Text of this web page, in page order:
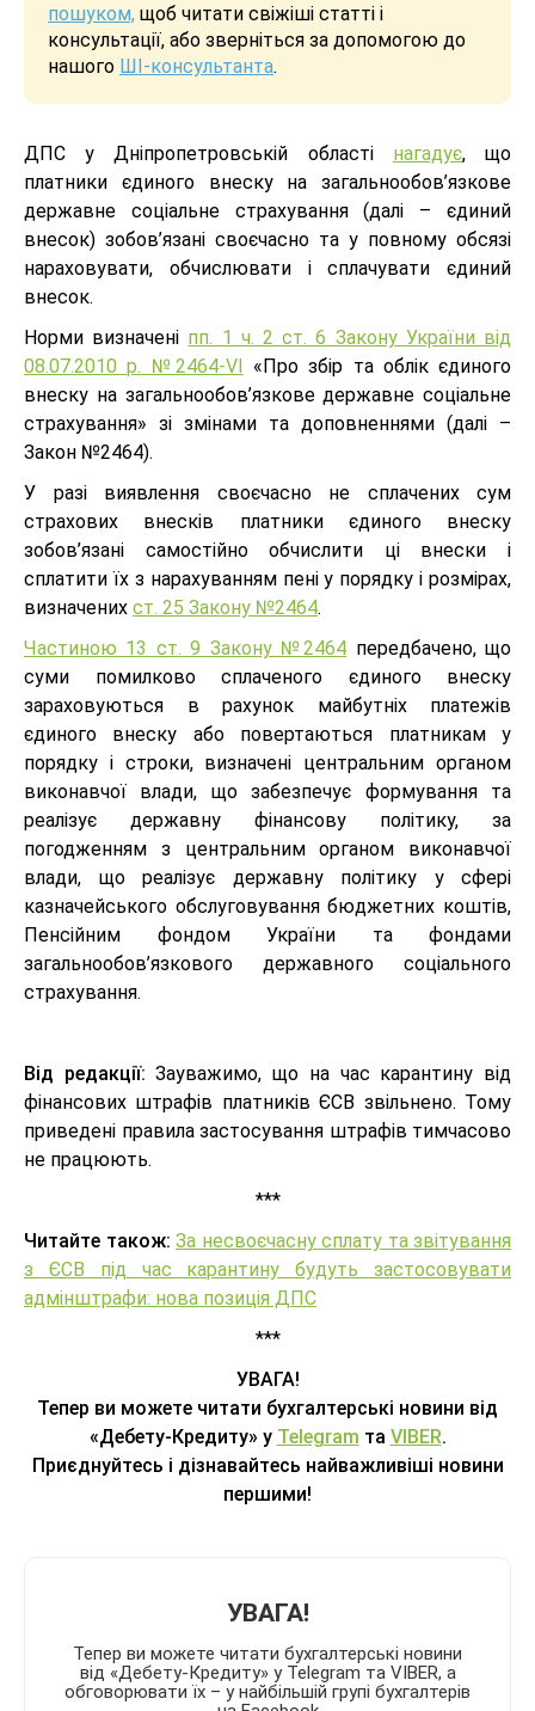
пошуком, щоб читати свіжіші статті і
консультації, або зверніться за допомогою до
нашого ШІ-консультанта.
ДПС у Дніпропетровській області нагадує, що
платники єдиного внеску на загальнообов’язкове
державне соціальне страхування (далі – єдиний
внесок) зобов’язані своєчасно та у повному обсязі
нараховувати, обчислювати і сплачувати єдиний
внесок.
Норми визначені пп. 1 ч. 2 ст. 6 Закону України від
08.07.2010 р. №2464-VI «Про збір та облік єдиного
внеску на загальнообов’язкове державне соціальне
страхування» зі змінами та доповненнями (далі –
Закон №2464).
У разі виявлення своєчасно не сплачених сум
страхових внесків платники єдиного внеску
зобов’язані самостійно обчислити ці внески і
сплатити їх з нарахуванням пені у порядку і розмірах,
визначених ст. 25 Закону №2464.
Частиною 13 ст. 9 Закону №2464 передбачено, що
суми помилково сплаченого єдиного внеску
зараховуються в рахунок майбутніх платежів
єдиного внеску або повертаються платникам у
порядку і строки, визначені центральним органом
виконавчої влади, що забезпечує формування та
реалізує державну фінансову політику, за
погодженням з центральним органом виконавчої
влади, що реалізує державну політику у сфері
казначейського обслуговування бюджетних коштів,
Пенсійним фондом України та фондами
загальнообов’язкового державного соціального
страхування.
Від редакції: Зауважимо, що на час карантину від
фінансових штрафів платників ЄСВ звільнено. Тому
приведені правила застосування штрафів тимчасово
не працюють.
***
Читайте також: За несвоєчасну сплату та звітування
з ЄСВ під час карантину будуть застосовувати
адмінштрафи: нова позиція ДПС
***
УВАГА!
Тепер ви можете читати бухгалтерські новини від
«Дебету-Кредиту» у Telegram та VIBER.
Приєднуйтесь і дізнавайтесь найважливіші новини
першими!
УВАГА!
Тепер ви можете читати бухгалтерські новини
від «Дебету-Кредиту» у Telegram та VIBER, а
обговорювати їх – у найбільшій групі бухгалтерів